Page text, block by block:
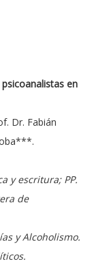
en
Dr. Fabián
y escritura; PP.
de
y Alcoholismo.